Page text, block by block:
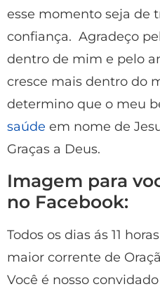
esse momento seja de
confiança. Agradeço
dentro de mim e pelo
cresce mais dentro do
determino que o meu
saúde em nome de
Graças a Deus.
Imagem para
no Facebook:
Todos os dias ás 11
maior corrente de
Você é nosso